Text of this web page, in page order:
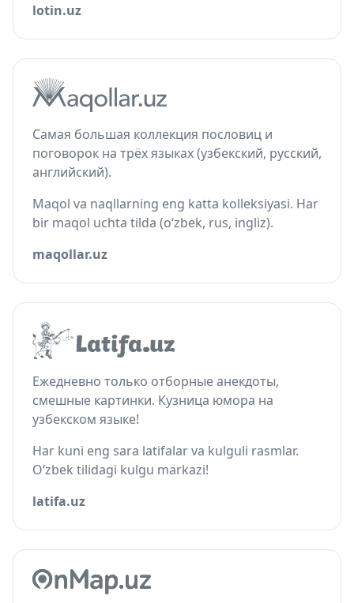
lotin.uz
Самая большая коллекция пословиц и
поговорок на трёх языках (узбекский, русский,
английский).
Maqol va naqllarning eng katta kolleksiyasi. Har
bir maqol uchta tilda (o‘zbek, rus, ingliz).
maqollar.uz
Ежедневно только отборные анекдоты,
смешные картинки. Кузница юмора на
узбекском языке!
Har kuni eng sara latifalar va kulguli rasmlar.
O‘zbek tilidagi kulgu markazi!
latifa.uz